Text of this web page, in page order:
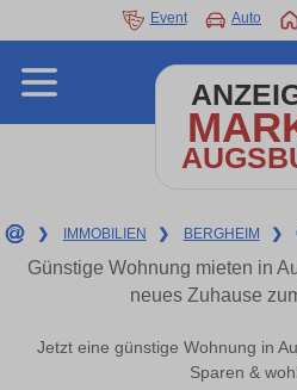
Event Auto
❯ IMMOBILIEN ❯ BERGHEIM ❯
Günstige Wohnung mieten in
neues Zuhause
Jetzt eine günstige Wohnung in
Sparen &